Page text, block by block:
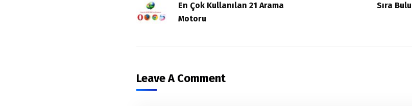
En Çok Kullanılan 21 Arama
Motoru
Sıra
Leave A Comment